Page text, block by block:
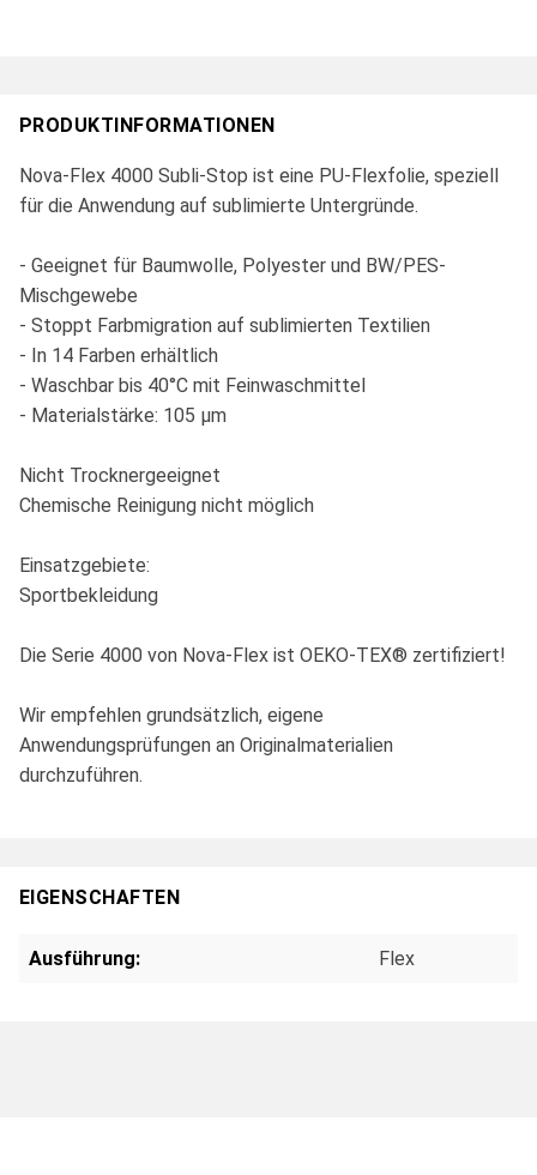
PRODUKTINFORMATIONEN
Nova-Flex 4000 Subli-Stop ist eine PU-Flexfolie, speziell
für die Anwendung auf sublimierte Untergründe.
- Geeignet für Baumwolle, Polyester und BW/PES-
Mischgewebe
- Stoppt Farbmigration auf sublimierten Textilien
- In 14 Farben erhältlich
- Waschbar bis 40°C mit Feinwaschmittel
- Materialstärke: 105 µm
Nicht Trocknergeeignet
Chemische Reinigung nicht möglich
Einsatzgebiete:
Sportbekleidung
Die Serie 4000 von Nova-Flex ist OEKO-TEX® zertifiziert!
Wir empfehlen grundsätzlich, eigene
Anwendungsprüfungen an Originalmaterialien
durchzuführen.
EIGENSCHAFTEN
Ausführung: Flex